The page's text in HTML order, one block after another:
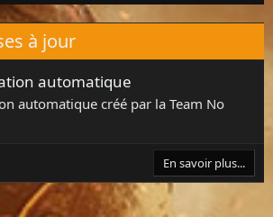
à jour
automatique
automatique créé par la Team No
En savoir plus...